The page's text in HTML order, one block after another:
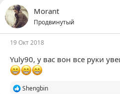
Morant
Продвинутый
19 Окт 2018
Yuly90, у вас вон все руки
Р
Shengbin